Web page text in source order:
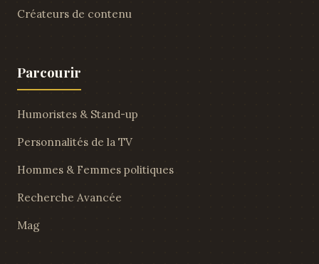
Créateurs de contenu
Parcourir
Humoristes & Stand-up
Personnalités de la TV
Hommes & Femmes politiques
Recherche Avancée
Mag